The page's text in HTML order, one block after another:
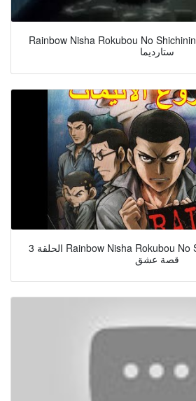
Rainbow Nisha Rokubou No Shichinin مترجم الحلقة 3 موقع
ستارديما
الحلقة 3 Rainbow Nisha Rokubou No Shichinin انمي مترجم
قصة عشق